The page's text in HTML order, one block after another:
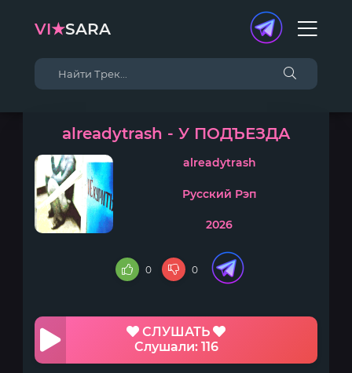
VI★SARA
alreadytrash - У ПОДЪЕЗДА
alreadytrash
Русский Рэп
2026
0 0
СЛУШАТЬ
Слушали: 116